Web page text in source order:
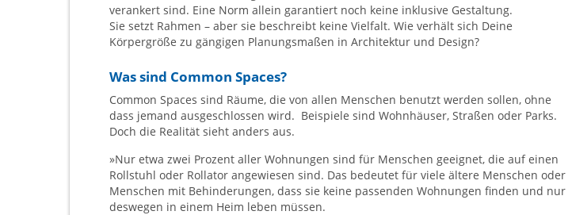
verankert sind. Eine Norm allein garantiert noch keine inklusive Gestaltung.
Sie setzt Rahmen – aber sie beschreibt keine Vielfalt. Wie verhält sich Deine
Körpergröße zu gängigen Planungsmaßen in Architektur und Design?
Was sind Common Spaces?
Common Spaces sind Räume, die von allen Menschen benutzt werden sollen, ohne
dass jemand ausgeschlossen wird. Beispiele sind Wohnhäuser, Straßen oder Parks.
Doch die Realität sieht anders aus.
»Nur etwa zwei Prozent aller Wohnungen sind für Menschen geeignet, die auf einen
Rollstuhl oder Rollator angewiesen sind. Das bedeutet für viele ältere Menschen oder
Menschen mit Behinderungen, dass sie keine passenden Wohnungen finden und nur
deswegen in einem Heim leben müssen.